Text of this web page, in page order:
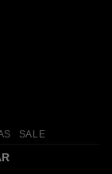
SALE